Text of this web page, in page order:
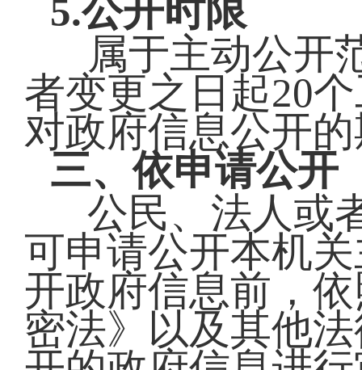
5.公开时限
属于主动公开
者变更之日起20
对政府信息公开
三、依申请公开
公民、法人或
可申请公开本机
开政府信息前，
密法》以及其他